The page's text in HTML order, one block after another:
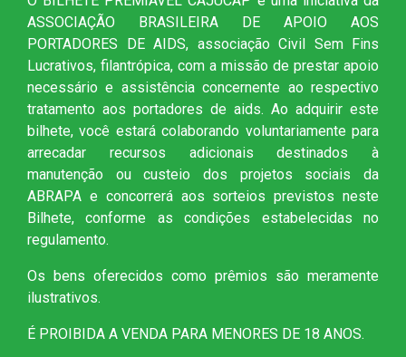
ASSOCIAÇÃO BRASILEIRA DE APOIO AOS
PORTADORES DE AIDS, associação Civil Sem Fins
Lucrativos, filantrópica, com a missão de prestar apoio
necessário e assistência concernente ao respectivo
tratamento aos portadores de aids. Ao adquirir este
bilhete, você estará colaborando voluntariamente para
arrecadar recursos adicionais destinados à
manutenção ou custeio dos projetos sociais da
ABRAPA e concorrerá aos sorteios previstos neste
Bilhete, conforme as condições estabelecidas no
regulamento.
Os bens oferecidos como prêmios são meramente
ilustrativos.
É PROIBIDA A VENDA PARA MENORES DE 18 ANOS.